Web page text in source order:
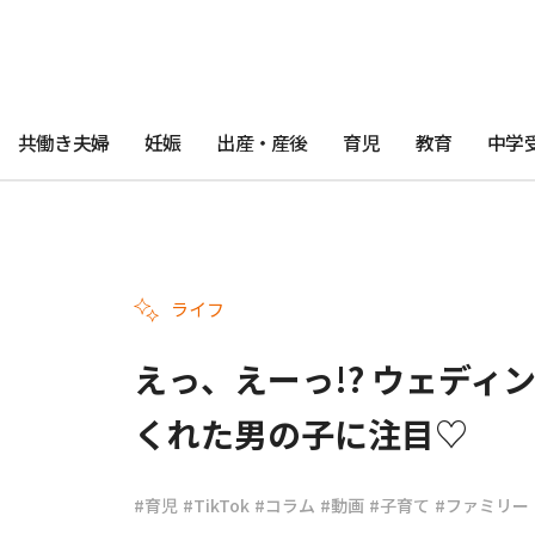
共働き夫婦 妊娠 出産・産後 育児 教育 中学
ライフ
えっ、えーっ!? ウェディ
くれた男の子に注目♡
#育児 #TikTok #コラム #動画 #子育て #ファミリー